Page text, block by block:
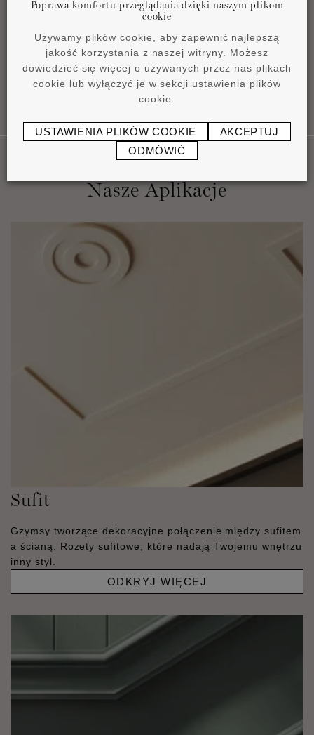
Product overview
4,2 MB
Nasze Aplikacje
Sufit
Gzymsy tworzące dekoracyjne połączenie między sufitem
a ścianą. Rozety sufitowe, które nadają Twojemu wnętrzu
inny styl.
ODKRYJ WIĘCEJ
Poprawa komfortu przeglądania dzięki naszym plikom
cookie
Używamy plików cookie, aby zapewnić najlepszą
jakość korzystania z naszej witryny. Możesz
dowiedzieć się więcej o używanych przez nas plikach
cookie lub wyłączyć je w sekcji ustawienia plików
cookie.
USTAWIENIA PLIKÓW COOKIE
AKCEPTUJ
ODMÓWIĆ